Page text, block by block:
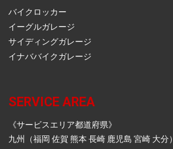
バイクロッカー
イーグルガレージ
サイディングガレージ
イナババイクガレージ
SERVICE AREA
《サービスエリア都道府県》
九州（福岡 佐賀 熊本 長崎 鹿児島 宮崎 大分）